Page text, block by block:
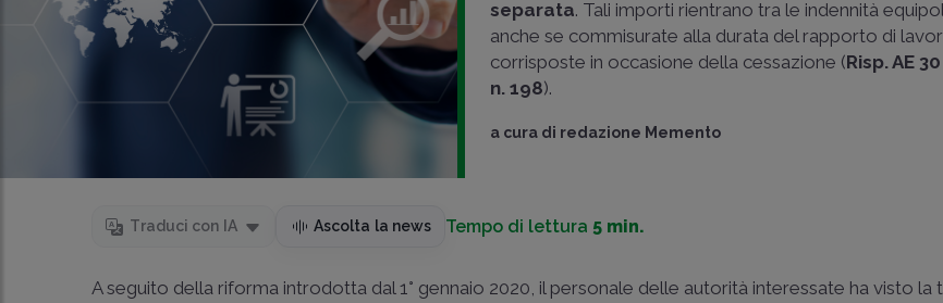
separata. Tali importi rientrano tra le indennità
anche se commisurate alla durata del rapporto di
corrisposte in occasione della cessazione (Risp. AE
n. 198).
a cura di redazione Memento
Traduci con IA Ascolta la news Tempo di lettura 5 min.
A seguito della riforma introdotta dal 1° gennaio 2020, il personale delle autorità interessate ha visto la